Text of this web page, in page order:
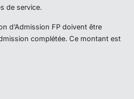
de service.
d’Admission FP doivent être
complétée. Ce montant est